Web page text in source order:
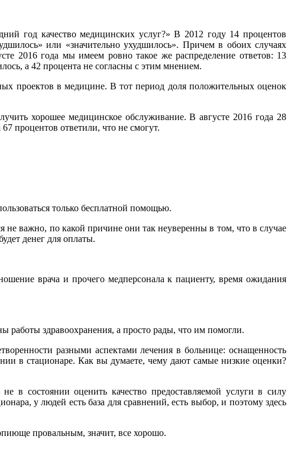
год качество медицинских услуг?» В 2012 году 14 процентов
или «значительно ухудшилось». Причем в обоих случаях
2016 года мы имеем ровно такое же распределение ответов: 13
а 42 процента не согласны с этим мнением.
проектов в медицине. В тот период доля положительных оценок
хорошее медицинское обслуживание. В августе 2016 года 28
процентов ответили, что не смогут.
только бесплатной помощью.
важно, по какой причине они так неуверенны в том, что в случае
денег для оплаты.
врача и прочего медперсонала к пациенту, время ожидания
работы здравоохранения, а просто рады, что им помогли.
разными аспектами лечения в больнице: оснащенность
в стационаре. Как вы думаете, чему дают самые низкие оценки?
в состоянии оценить качество предоставляемой услуги в силу
у людей есть база для сравнений, есть выбор, и поэтому здесь
провальным, значит, все хорошо.